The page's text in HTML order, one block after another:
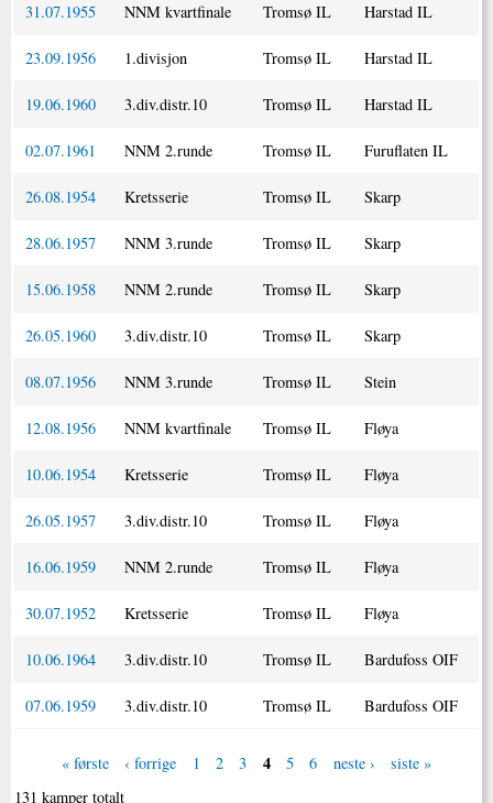
31.07.1955 NNM kvartfinale Tromsø IL Harstad IL
23.09.1956 1.divisjon Tromsø IL Harstad IL
19.06.1960 3.div.distr.10 Tromsø IL Harstad IL
02.07.1961 NNM 2.runde Tromsø IL Furuflaten IL
26.08.1954 Kretsserie Tromsø IL Skarp
28.06.1957 NNM 3.runde Tromsø IL Skarp
15.06.1958 NNM 2.runde Tromsø IL Skarp
26.05.1960 3.div.distr.10 Tromsø IL Skarp
08.07.1956 NNM 3.runde Tromsø IL Stein
12.08.1956 NNM kvartfinale Tromsø IL Fløya
10.06.1954 Kretsserie Tromsø IL Fløya
26.05.1957 3.div.distr.10 Tromsø IL Fløya
16.06.1959 NNM 2.runde Tromsø IL Fløya
30.07.1952 Kretsserie Tromsø IL Fløya
10.06.1964 3.div.distr.10 Tromsø IL Bardufoss OIF
07.06.1959 3.div.distr.10 Tromsø IL Bardufoss OIF
« første ‹ forrige 1 2 3 4 5 6 neste ›
siste »
131 kamper totalt